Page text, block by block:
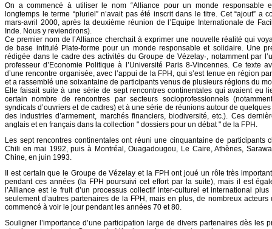
On a commencé à utiliser le nom “Alliance pour un monde responsable
longtemps le terme “pluriel” n’avait pas été inscrit dans le titre. Cet “ajout” a
mars-avril 2000, après la deuxième réunion de l’Equipe Internationale de
Inde. Nous y reviendrons).
Ce premier nom de l’Alliance cherchait à exprimer une nouvelle réalité qui
de base intitulé Plate-forme pour un monde responsable et solidaire. Une
rédigée dans le cadre des activités du Groupe de Vézelay·, notamment par
professeur d’Economie Politique à l’Université Paris 8-Vincennes. Ce texte
d’une rencontre organisée, avec l’appui de la FPH, qui s’est tenue en région
et a rassemblé une soixantaine de participants venus de plusieurs régions du
Elle faisait suite à une série de sept rencontres continentales qui avaient eu
certain nombre de rencontres par secteurs socioprofessionnels
syndicats d’ouvriers et de cadres) et à une série de réunions autour de
des industries d’armement, marchés financiers, biodiversité, etc.). Ces
anglais et en français dans la collection " dossiers pour un débat " de la FPH.
Les sept rencontres continentales ont réuni une cinquantaine de participants
Chili en mai 1992, puis à Montréal, Ouagadougou, Le Caire, Athènes,
Chine, en juin 1993.
Il est certain que le Groupe de Vézelay et la FPH ont joué un rôle très
pendant ces années (la FPH poursuivi cet effort par la suite), mais il est
l’Alliance est le fruit d’un processus collectif inter-culturel et international
seulement d’autres partenaires de la FPH, mais en plus, de nombreux
commencé à voir le jour pendant les années 70 et 80.
Souligner l’importance d’une participation large de divers partenaires dès les